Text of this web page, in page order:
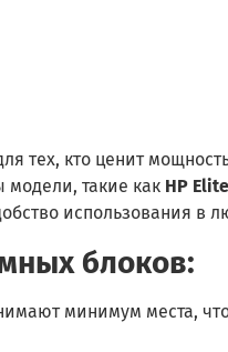
тех, кто ценит
такие как HP
использования в
блоков:
минимум места,